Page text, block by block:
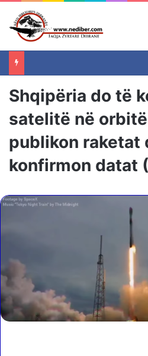
Shqipëria do të
satelitë në
publikon raketat
konfirmon datat